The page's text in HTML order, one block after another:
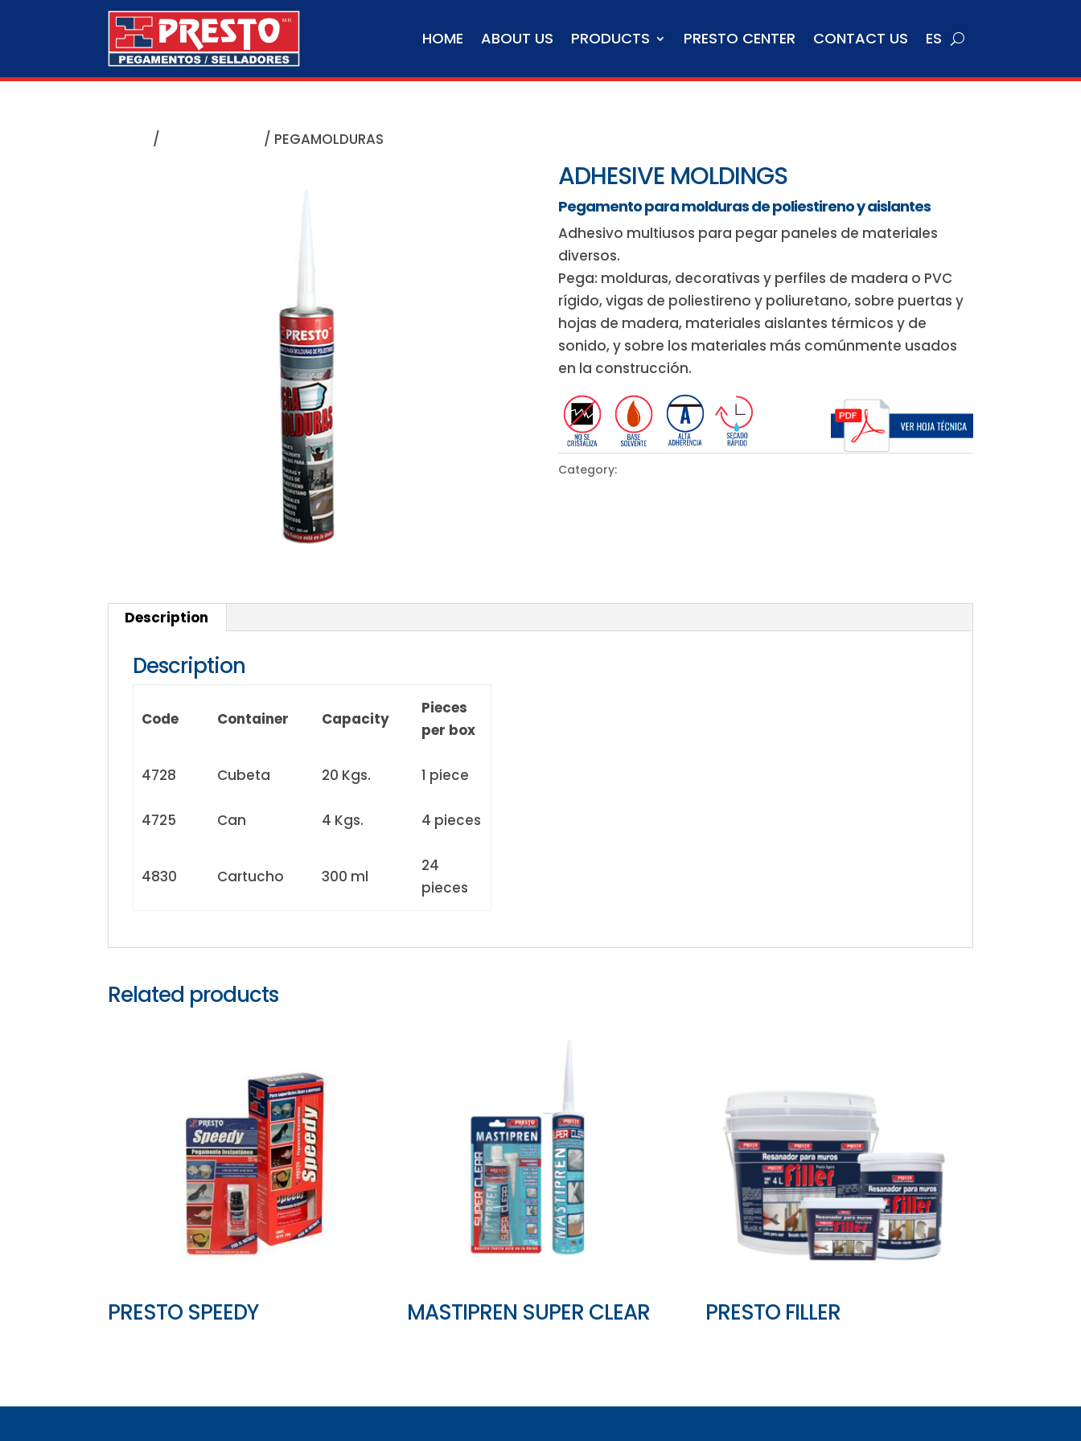
HOME ABOUT US PRODUCTS PRESTO CENTER CONTACT US ES
/ / PEGAMOLDURAS
ADHESIVE MOLDINGS
Pegamento para molduras de poliestireno y aislantes
Adhesivo multiusos para pegar paneles de materiales
diversos.
Pega: molduras, decorativas y perfiles de madera o PVC
rígido, vigas de poliestireno y poliuretano, sobre puertas y
hojas de madera, materiales aislantes térmicos y de
sonido, y sobre los materiales más comúnmente usados
en la construcción.
Category:
Description
Description
Code Container Capacity
Pieces
per box
4728 Cubeta 20 Kgs. 1 piece
4725 Can 4 Kgs. 4 pieces
4830 Cartucho 300 ml
24
pieces
Related products
PRESTO SPEEDY MASTIPREN SUPER CLEAR PRESTO FILLER